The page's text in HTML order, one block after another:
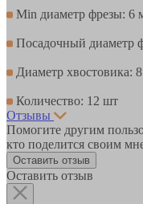
Min диаметр фрезы: 6
Посадочный диаметр
Диаметр хвостовика:
Количество: 12 шт
Отзывы
Помогите другим
кто поделится своим
Оставить отзыв
Оставить отзыв